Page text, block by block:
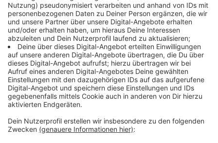
im Wildgehege übertragen werden kann. Da es über die
Feiertage immer sehr voll wird, könne man die nötigen
Mindestabstände nicht einhalten. Deshalb macht das
Wildgehege auf den Süchtelner Höhen ab
Donnerstagmittag (01.04.) zu. Wann sich die Tore
wieder öffnen werden, hänge von der
Pandemieentwicklung ab, heißt es.
Anzeige